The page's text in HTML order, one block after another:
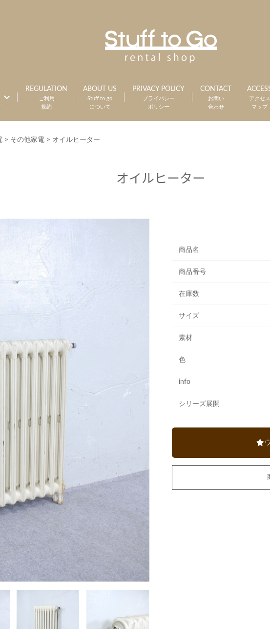
REGULATION
ご利用
規約
ABOUT US
Stuff to go
について
PRIVACY POLICY
プライバシー
ポリシー
CONTACT
お問い
合わせ
アクセス
マップ
> その他家電 > オイルヒーター
オイルヒーター
商品名
商品番号
在庫数
サイズ
素材
色
info
シリーズ展開